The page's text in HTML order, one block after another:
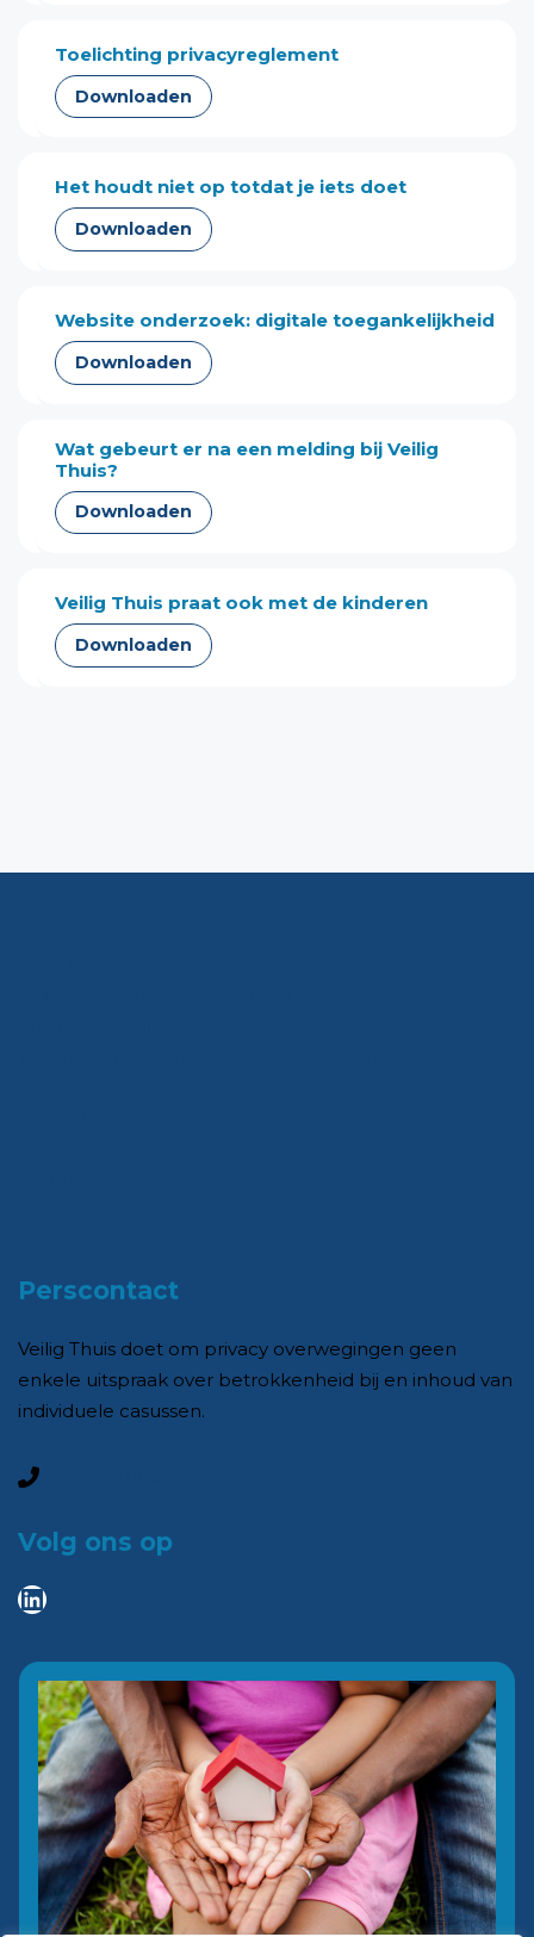
Toelichting privacyreglement
Downloaden
Het houdt niet op totdat je iets doet
Downloaden
Website onderzoek: digitale toegankelijkheid
Downloaden
Wat gebeurt er na een melding bij Veilig
Thuis?
Downloaden
Veilig Thuis praat ook met de kinderen
Downloaden
Perscontact
Veilig Thuis doet om privacy overwegingen geen
enkele uitspraak over betrokkenheid bij en inhoud van
individuele casussen.
Volg ons op
LinkedIn